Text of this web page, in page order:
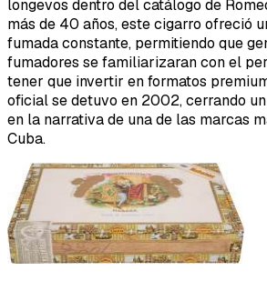
longevos dentro del catálogo de
más de 40 años, este cigarro ofreció
fumada constante, permitiendo que
fumadores se familiarizaran con el
tener que invertir en formatos
oficial se detuvo en 2002, cerrando
en la narrativa de una de las marcas
Cuba.